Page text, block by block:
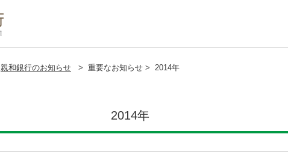
親和銀行のお知らせ > 重要なお知らせ > 2014年
2014年